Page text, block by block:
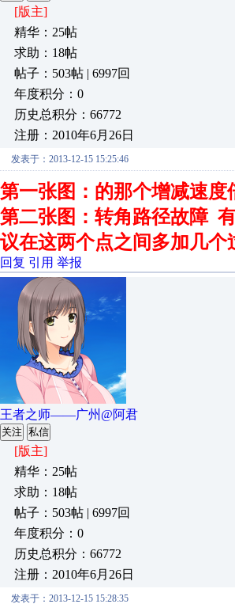
[版主]
精华：25帖
求助：18帖
帖子：503帖 | 6997回
年度积分：0
历史总积分：66772
注册：2010年6月26日
发表于：2013-12-15 15:25:46
第一张图：的那个增减速
第二张图：转角路径故障
议在这两个点之间多加几个
回复 引用 举报
王者之师——广州@阿君
关注 私信
[版主]
精华：25帖
求助：18帖
帖子：503帖 | 6997回
年度积分：0
历史总积分：66772
注册：2010年6月26日
发表于：2013-12-15 15:28:35